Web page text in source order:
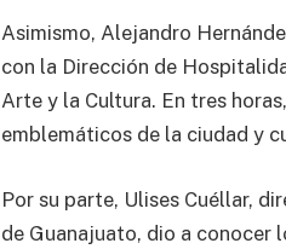
Asimismo, Alejandro
con la Dirección de
Arte y la Cultura. En tres
emblemáticos de la ciudad y
Por su parte, Ulises Cuéllar,
de Guanajuato, dio a conocer